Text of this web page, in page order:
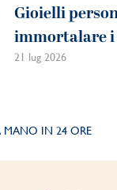
Gioielli
immortalare
21 lug 2026
MANO IN 24 ORE